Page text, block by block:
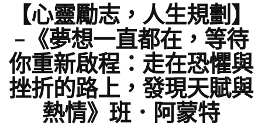
【心靈勵志，人生規劃】
–《夢想一直都在，等待
你重新啟程：走在恐懼與
挫折的路上，發現天賦與
熱情》班．阿蒙特